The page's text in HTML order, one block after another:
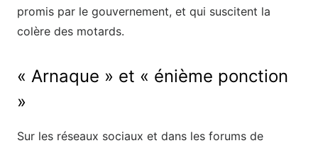
promis par le gouvernement, et qui suscitent la
colère des motards.
« Arnaque » et « énième ponction
»
Sur les réseaux sociaux et dans les forums de